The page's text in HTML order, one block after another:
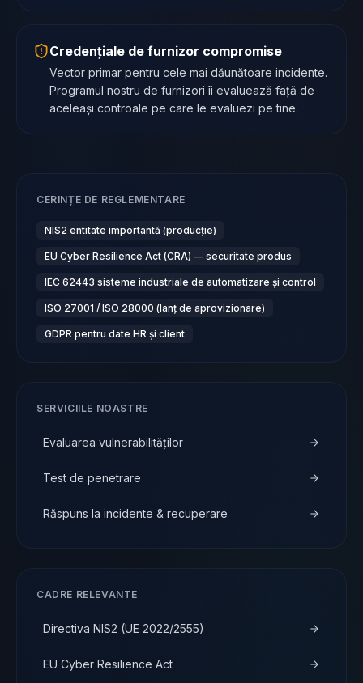
Credențiale de furnizor compromise
Vector primar pentru cele mai dăunătoare incidente.
Programul nostru de furnizori îi evaluează față de
aceleași controale pe care le evaluezi pe tine.
CERINȚE DE REGLEMENTARE
NIS2 entitate importantă (producție)
EU Cyber Resilience Act (CRA) — securitate produs
IEC 62443 sisteme industriale de automatizare și control
ISO 27001 / ISO 28000 (lanț de aprovizionare)
GDPR pentru date HR și client
SERVICIILE NOASTRE
Evaluarea vulnerabilităților
Test de penetrare
Răspuns la incidente & recuperare
CADRE RELEVANTE
Directiva NIS2 (UE 2022/2555)
EU Cyber Resilience Act